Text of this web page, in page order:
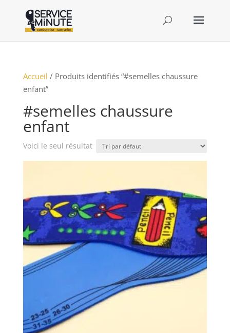
Accueil / Produits identifiés “#semelles chaussure
enfant”
#semelles chaussure
enfant
Voici le seul résultat